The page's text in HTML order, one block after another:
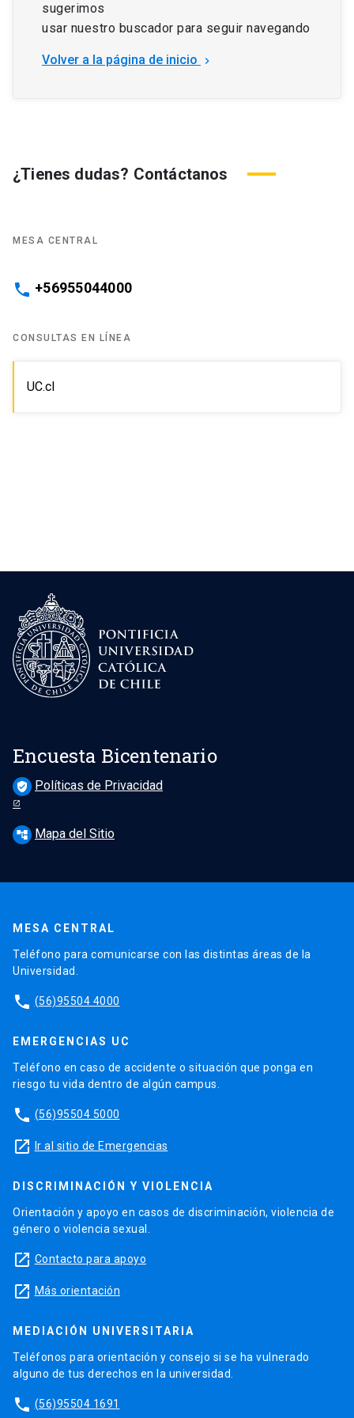
sugerimos
usar nuestro buscador para seguir navegando
Volver a la página de inicio keyboard_arrow_right
¿Tienes dudas? Contáctanos
MESA CENTRAL
phone +56955044000
CONSULTAS EN LÍNEA
UC.cl
Encuesta Bicentenario
verified_user Políticas de Privacidad
account_tree Mapa del Sitio
MESA CENTRAL
Teléfono para comunicarse con las distintas áreas de la
Universidad.
phone (56)95504 4000
EMERGENCIAS UC
Teléfono en caso de accidente o situación que ponga en
riesgo tu vida dentro de algún campus.
phone (56)95504 5000
launch Ir al sitio de Emergencias
DISCRIMINACIÓN Y VIOLENCIA
Orientación y apoyo en casos de discriminación, violencia de
género o violencia sexual.
launch Contacto para apoyo
launch Más orientación
MEDIACIÓN UNIVERSITARIA
Teléfonos para orientación y consejo si se ha vulnerado
alguno de tus derechos en la universidad.
phone (56)95504 1691